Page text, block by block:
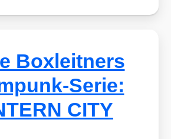
Boxleitners
Serie:
CITY